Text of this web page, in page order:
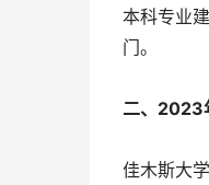
本科专业
门。
二、2023
佳木斯大